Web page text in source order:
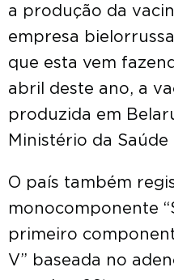
a produção da
empresa
que esta vem
abril deste ano, a
produzida em
Ministério da Saúde
O país também
monocomponente
primeiro
V” baseada no